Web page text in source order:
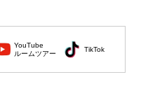
YouTube
ルームツアー
TikTok